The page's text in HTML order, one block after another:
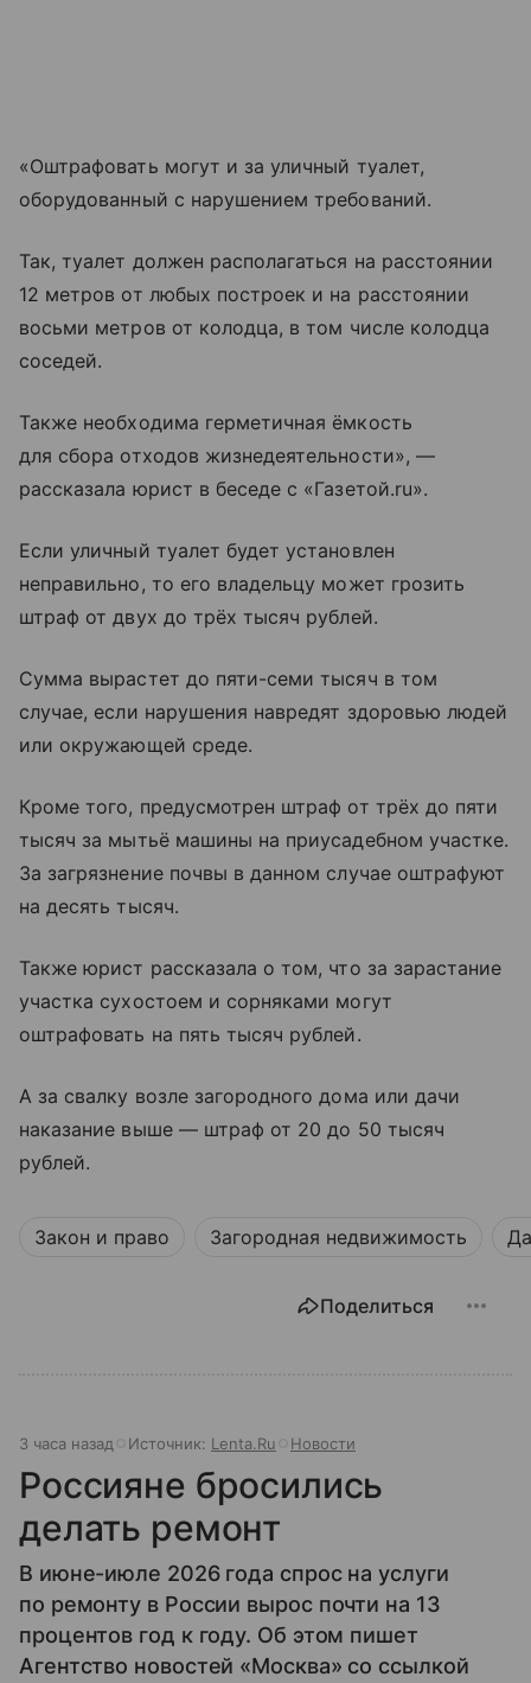
«Оштрафовать могут и за уличный туалет,
оборудованный с нарушением требований.
Так, туалет должен располагаться на расстоянии
12 метров от любых построек и на расстоянии
восьми метров от колодца, в том числе колодца
соседей.
Также необходима герметичная ёмкость
для сбора отходов жизнедеятельности», —
рассказала юрист в беседе с «Газетой.ru».
Если уличный туалет будет установлен
неправильно, то его владельцу может грозить
штраф от двух до трёх тысяч рублей.
Сумма вырастет до пяти-семи тысяч в том
случае, если нарушения навредят здоровью людей
или окружающей среде.
Кроме того, предусмотрен штраф от трёх до пяти
тысяч за мытьё машины на приусадебном участке.
За загрязнение почвы в данном случае оштрафуют
на десять тысяч.
Также юрист рассказала о том, что за зарастание
участка сухостоем и сорняками могут
оштрафовать на пять тысяч рублей.
А за свалку возле загородного дома или дачи
наказание выше — штраф от 20 до 50 тысяч
рублей.
Закон и право Загородная недвижимость
Поделиться
3 часа назад Источник: Lenta.Ru Новости
Россияне бросились
делать ремонт
В июне-июле 2026 года спрос на услуги
по ремонту в России вырос почти на 13
процентов год к году. Об этом пишет
Агентство новостей «Москва» со ссылкой